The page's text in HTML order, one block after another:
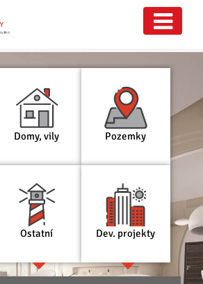
Domy, vily Pozemky
Ostatní Dev. projekty